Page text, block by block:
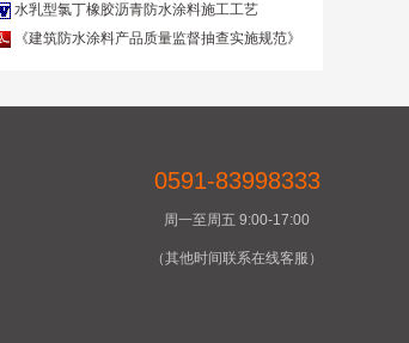
水乳型氯丁橡胶沥青防水涂料施工工艺
《建筑防水涂料产品质量监督抽查实施规范》
0591-83998333
周一至周五 9:00-17:00
（其他时间联系在线客服）